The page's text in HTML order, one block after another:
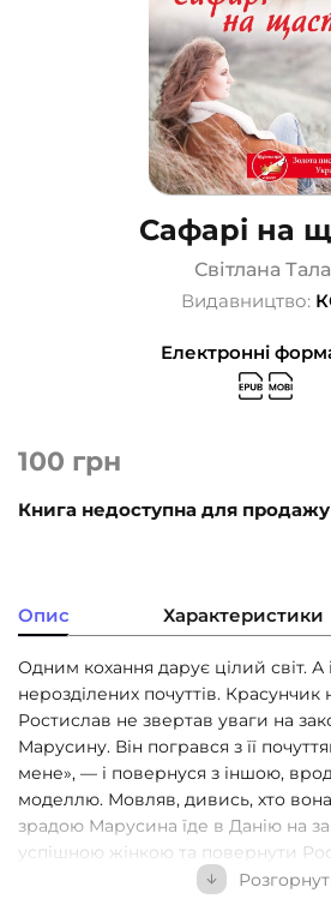
Сафарі на
Світлана
Видавництво:
Електронні
100 грн
Книга недоступна для продажу
Опис Характеристики
Одним кохання дарує цілий світ.
нерозділених почуттів. Красунчик
Ростислав не звертав уваги на
Марусину. Він погрався з її
мене», — і повернуся з іншою,
моделлю. Мовляв, дивись, хто
зрадою Марусина їде в Данію на
успішною жінкою та повернути
зуби, дівчина досягає